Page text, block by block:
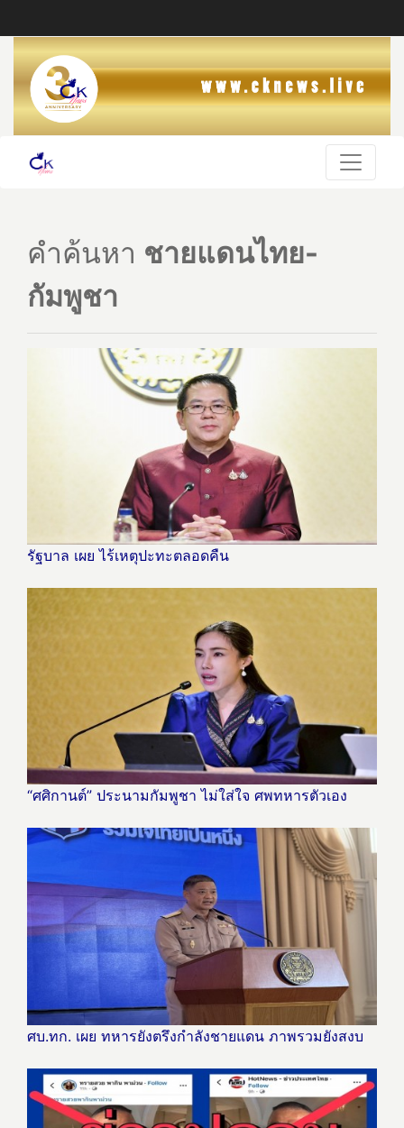
คำค้นหา ชายแดนไทย-
กัมพูชา
รัฐบาล เผย ไร้เหตุปะทะตลอดคืน
“ศศิกานต์” ประนามกัมพูชา ไม่ใส่ใจ ศพทหารตัวเอง
ศบ.ทก. เผย ทหารยังตรึงกำลังชายแดน ภาพรวมยังสงบ